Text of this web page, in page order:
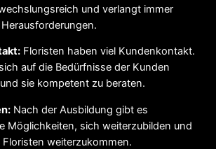
und verlangt immer
Floristen haben viel Kundenkontakt.
auf die Bedürfnisse der Kunden
sie kompetent zu beraten.
Nach der Ausbildung gibt es
Möglichkeiten, sich weiterzubilden und
Floristen weiterzukommen.